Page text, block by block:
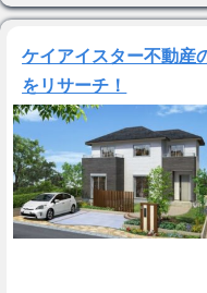
ケイアイスター不動産
をリサーチ！